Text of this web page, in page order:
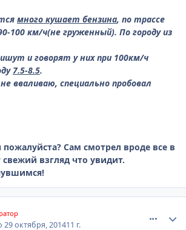
много кушает бензина, по трассе
100 км/ч(не груженный). По городу из
и говорят у них при 100км/ч
7.5-8.5.
вваливаю, специально пробовал
Сам смотрел вроде все в
взгляд что увидит.
29 октября, 201411 г.